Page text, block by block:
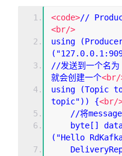
<code>//
<br/>
using
//发送到一个名
就会创建一个<br/
using (Topic
topic")) {<br/
//将
byte[]
("Hello